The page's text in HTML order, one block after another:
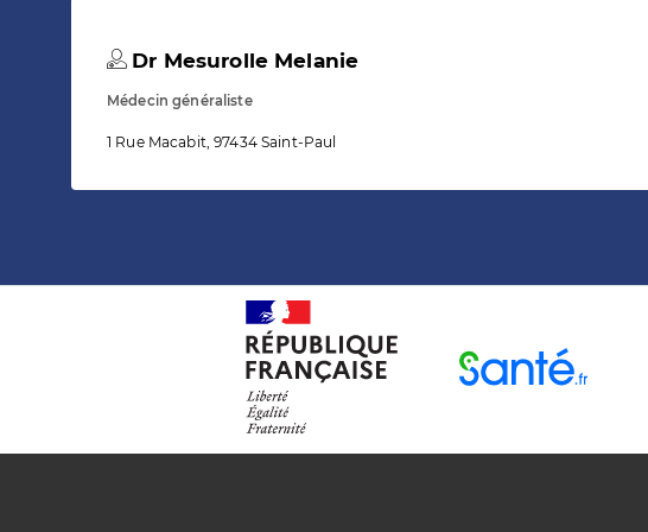
Dr Mesurolle Melanie
Médecin généraliste
1 Rue Macabit, 97434 Saint-Paul